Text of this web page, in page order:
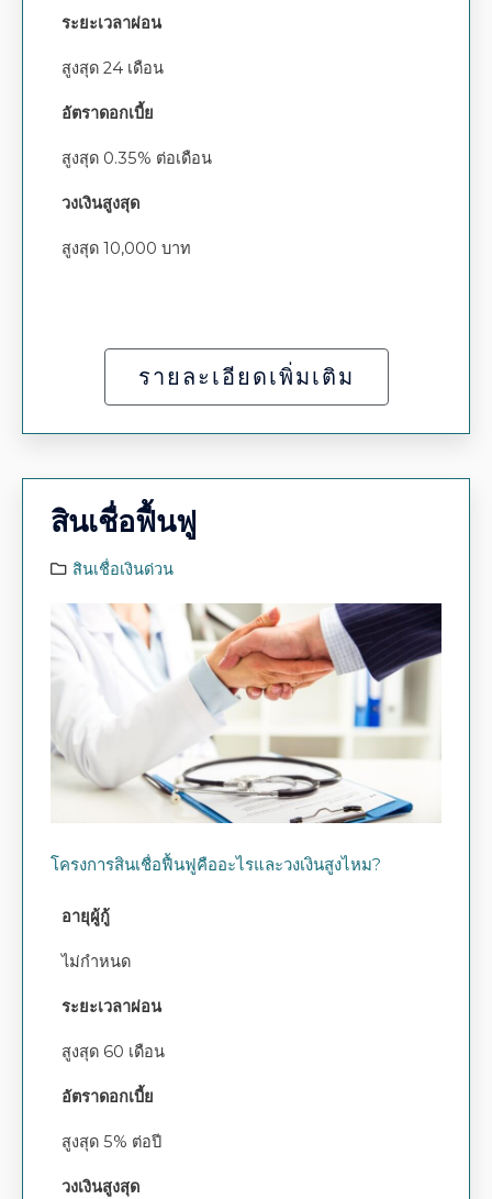
ระยะเวลาผ่อน
สูงสุด 24 เดือน
อัตราดอกเบี้ย
สูงสุด 0.35% ต่อเดือน
วงเงินสูงสุด
สูงสุด 10,000 บาท
รายละเอียดเพิ่มเติม
สินเชื่อฟื้นฟู
สินเชื่อเงินด่วน
โครงการสินเชื่อฟื้นฟูคืออะไรและวงเงินสูงไหม?
อายุผู้กู้
ไม่กำหนด
ระยะเวลาผ่อน
สูงสุด 60 เดือน
อัตราดอกเบี้ย
สูงสุด 5% ต่อปี
วงเงินสูงสุด